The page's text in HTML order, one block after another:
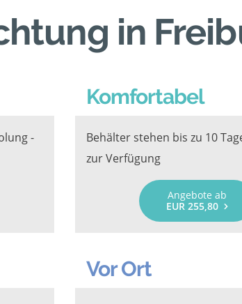
in
-
Komfortabel
Behälter stehen bis zu 10
zur Verfügung
Angebote ab
EUR 255,80
Vor Ort